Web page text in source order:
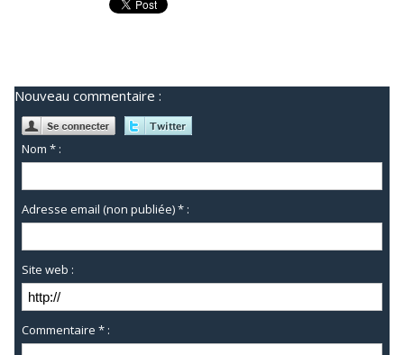
Nouveau commentaire :
Nom * :
Adresse email (non publiée) * :
Site web :
Commentaire * :